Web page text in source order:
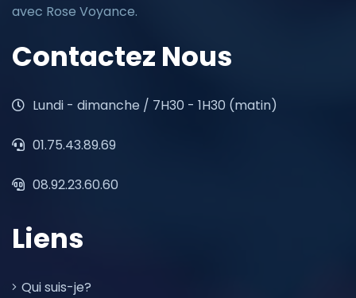
avec Rose Voyance.
Contactez Nous
Lundi - dimanche / 7H30 - 1H30 (matin)
01.75.43.89.69
08.92.23.60.60
Liens
Qui suis-je?